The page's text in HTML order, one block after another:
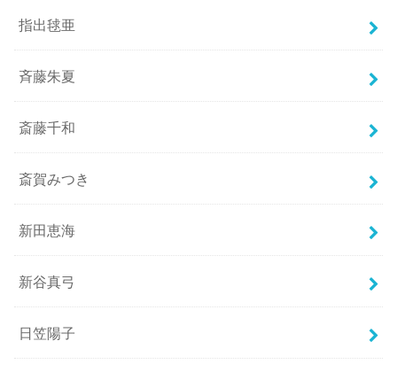
指出毬亜
斉藤朱夏
斎藤千和
斎賀みつき
新田恵海
新谷真弓
日笠陽子